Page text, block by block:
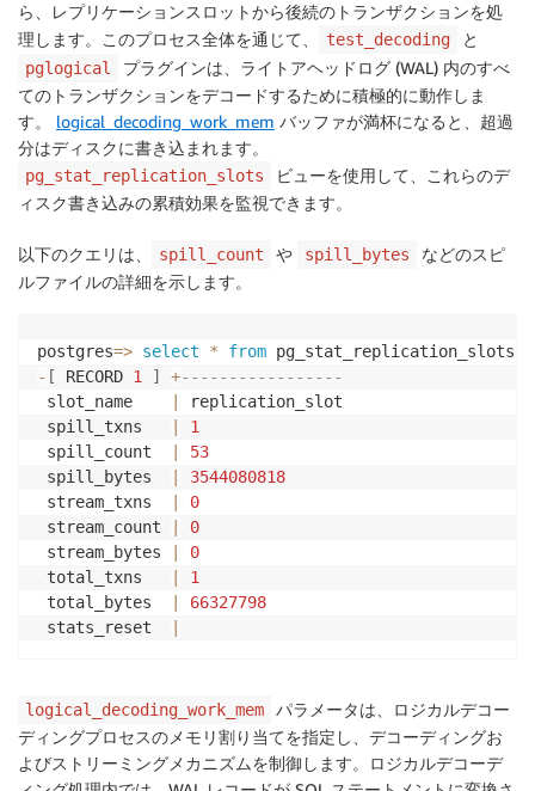
ら、レプリケーションスロットから後続のトランザクションを処
理します。このプロセス全体を通じて、
test_decoding と
pglogical
プラグインは、ライトアヘッドログ (WAL) 内のすべ
てのトランザクションをデコードするために積極的に動作しま
す。 logical_decoding_work_mem バッファが満杯になると、超過
分はディスクに書き込まれます。
pg_stat_replication_slots
ビューを使用して、これらのデ
ィスク書き込みの累積効果を監視できます。
以下のクエリは、 spill_count や spill_bytes
などのスピ
ルファイルの詳細を示します。
postgres=> select * from pg_stat_replication_slots
- [ RECORD 1 ] +-----------------
slot_name
replication_slot
spill_txns
1
spill_count
53
spill_bytes
3544080818
stream_txns
0
stream_count
0
stream_bytes
0
total_txns
1
total_bytes
66327798
stats_reset
logical_decoding_work_mem
パラメータは、ロジカルデコー
ディングプロセスのメモリ割り当てを指定し、デコーディングお
よびストリーミングメカニズムを制御します。ロジカルデコーデ